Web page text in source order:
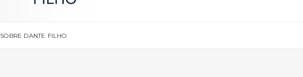
SOBRE DANTE FILHO